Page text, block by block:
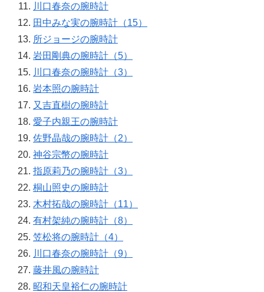
川口春奈の腕時計
田中みな実の腕時計（15）
所ジョージの腕時計
岩田剛典の腕時計（5）
川口春奈の腕時計（3）
岩本照の腕時計
又吉直樹の腕時計
愛子内親王の腕時計
佐野晶哉の腕時計（2）
神谷宗幣の腕時計
指原莉乃の腕時計（3）
桐山照史の腕時計
木村拓哉の腕時計（11）
有村架純の腕時計（8）
笠松将の腕時計（4）
川口春奈の腕時計（9）
藤井風の腕時計
昭和天皇裕仁の腕時計